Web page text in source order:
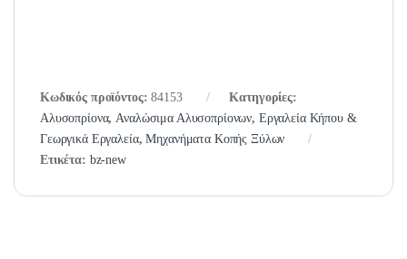
Κωδικός προϊόντος:84153
Κατηγορίες:
Αλυσοπρίονα,Αναλώσιμα Αλυσοπρίονων, Εργαλεία Κήπου &
Γεωργικά Εργαλεία,Μηχανήματα Κοπής Ξύλων
Ετικέτα: bz-new